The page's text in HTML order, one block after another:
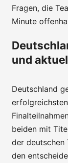
Fragen, die
Minute
und
Deutschland
beiden mit
der deutschen
den